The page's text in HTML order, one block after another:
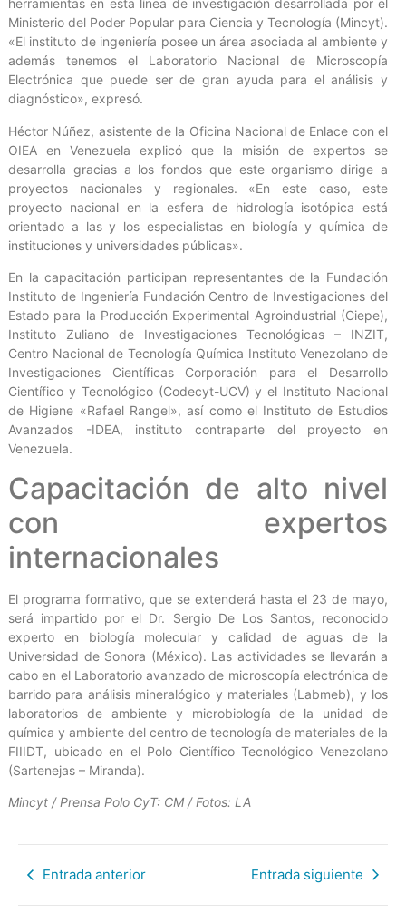
herramientas en esta línea de investigación desarrollada por el
Ministerio del Poder Popular para Ciencia y Tecnología (Mincyt).
«El instituto de ingeniería posee un área asociada al ambiente y
además tenemos el Laboratorio Nacional de Microscopía
Electrónica que puede ser de gran ayuda para el análisis y
diagnóstico», expresó.
Héctor Núñez, asistente de la Oficina Nacional de Enlace con el
OIEA en Venezuela explicó que la misión de expertos se
desarrolla gracias a los fondos que este organismo dirige a
proyectos nacionales y regionales. «En este caso, este
proyecto nacional en la esfera de hidrología isotópica está
orientado a las y los especialistas en biología y química de
instituciones y universidades públicas».
En la capacitación participan representantes de la Fundación
Instituto de Ingeniería Fundación Centro de Investigaciones del
Estado para la Producción Experimental Agroindustrial (Ciepe),
Instituto Zuliano de Investigaciones Tecnológicas – INZIT,
Centro Nacional de Tecnología Química Instituto Venezolano de
Investigaciones Científicas Corporación para el Desarrollo
Científico y Tecnológico (Codecyt-UCV) y el Instituto Nacional
de Higiene «Rafael Rangel», así como el Instituto de Estudios
Avanzados -IDEA, instituto contraparte del proyecto en
Venezuela.
Capacitación de alto nivel
con expertos
internacionales
El programa formativo, que se extenderá hasta el 23 de mayo,
será impartido por el Dr. Sergio De Los Santos, reconocido
experto en biología molecular y calidad de aguas de la
Universidad de Sonora (México). Las actividades se llevarán a
cabo en el Laboratorio avanzado de microscopía electrónica de
barrido para análisis mineralógico y materiales (Labmeb), y los
laboratorios de ambiente y microbiología de la unidad de
química y ambiente del centro de tecnología de materiales de la
FIIIDT, ubicado en el Polo Científico Tecnológico Venezolano
(Sartenejas – Miranda).
Mincyt / Prensa Polo CyT: CM / Fotos: LA
Entrada anterior Entrada siguiente